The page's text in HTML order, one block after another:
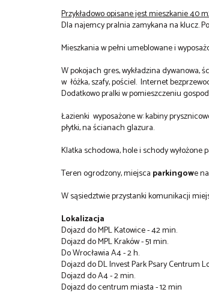
Przykładowo opisane jest mieszkanie 40
Dla najemcy pralnia zamykana na klucz.
Mieszkania w pełni umeblowane i
W pokojach gres, wykładzina dywanowa,
w łóżka, szafy, pościel. Internet
Dodatkowo pralki w pomieszczeniu
Łazienki wyposażone w: kabiny
płytki, na ścianach glazura.
Klatka schodowa, hole i schody wyłożone
Teren ogrodzony, miejsca parkingowe
W sąsiedztwie przystanki komunikacji
Lokalizacja
Dojazd do MPL Katowice - 42 min.
Dojazd do MPL Kraków - 51 min.
Do Wrocławia A4 - 2 h.
Dojazd do DL Invest Park Psary Centrum
Dojazd do A4 - 2 min.
Dojazd do centrum miasta - 12 min